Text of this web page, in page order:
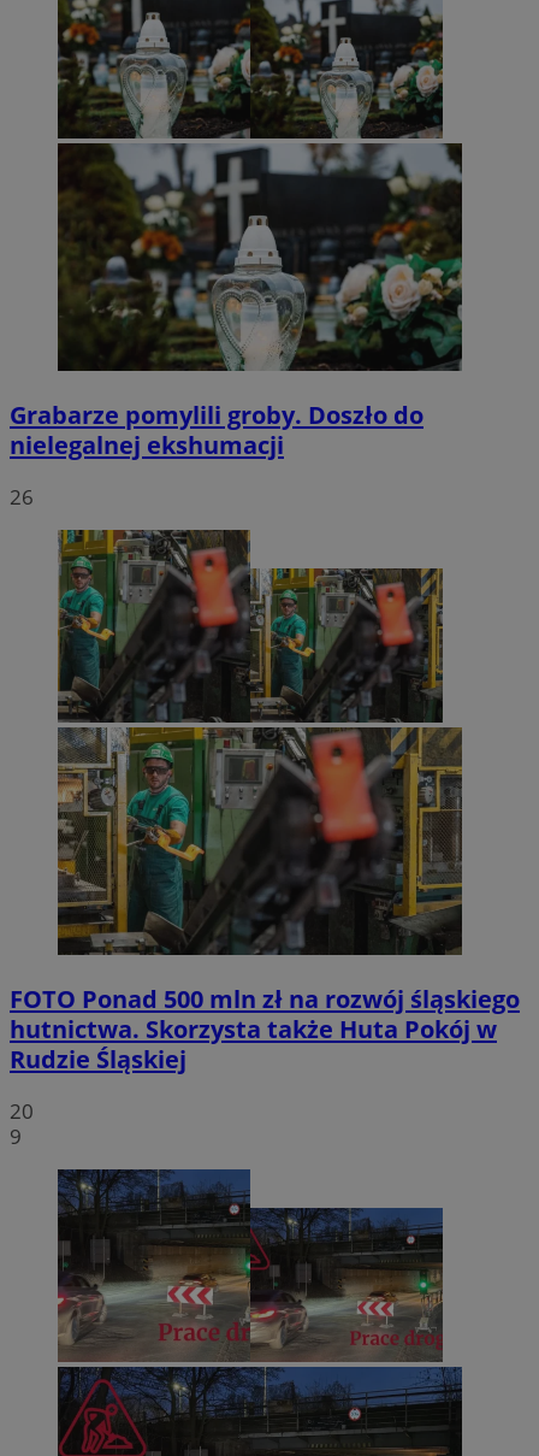
Grabarze pomylili groby. Doszło do
nielegalnej ekshumacji
26
FOTO Ponad 500 mln zł na rozwój śląskiego
hutnictwa. Skorzysta także Huta Pokój w
Rudzie Śląskiej
20
9